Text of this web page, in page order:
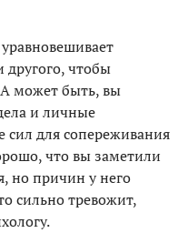
чтобы
А может быть, вы
и личные
сил для сопереживания
что вы заметили
но причин у него
сильно тревожит,